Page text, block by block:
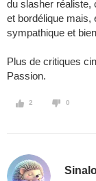
du slasher réaliste,
et bordélique mais,
sympathique et
Plus de critiques
Passion.
2 0